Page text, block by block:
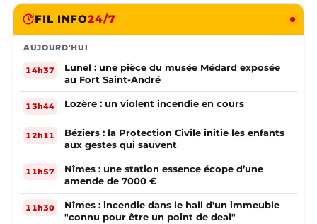
FIL INFO24/7
AUJOURD'HUI
14h37
Lunel : une pièce du musée Médard exposée
au Fort Saint-André
13h44 Lozère : un violent incendie en cours
12h11
Béziers : la Protection Civile initie les enfants
aux gestes qui sauvent
11h57
Nîmes : une station essence écope d’une
amende de 7000 €
11h30
Nîmes : incendie dans le hall d'un immeuble
"connu pour être un point de deal"